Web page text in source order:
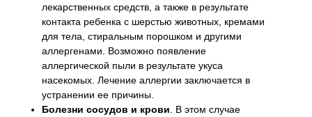
лекарственных средств, а также в результате
контакта ребенка с шерстью животных, кремами
для тела, стиральным порошком и другими
аллергенами. Возможно появление
аллергической пыли в результате укуса
насекомых. Лечение аллергии заключается в
устранении ее причины.
Болезни сосудов и крови . В этом случае